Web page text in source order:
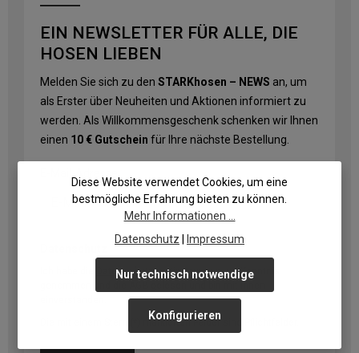
EIN NEWSLETTER FÜR ALLE, DIE
HOSEN LIEBEN
Melden Sie sich zu den STARKhosen – NEWS an, um
als Erster über Neuheiten und Aktionen informiert zu
werden. Als Willkommensgeschenk schenken wir Ihnen
einen 10 € Gutschein für Ihre nächste Bestellung.
Datenschutzbestimmungenzur Kenntnis
Die mit einem Stern (*) markierten Felder sind Pflichtfelder.
Diese Website verwendet Cookies, um eine
bestmögliche Erfahrung bieten zu können.
Mehr Informationen ...
Datenschutz
Impressum
Nur technisch notwendige
Konfigurieren